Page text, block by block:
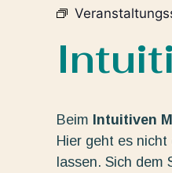
Beim Intuitiven
Hier geht es
lassen. Sich dem